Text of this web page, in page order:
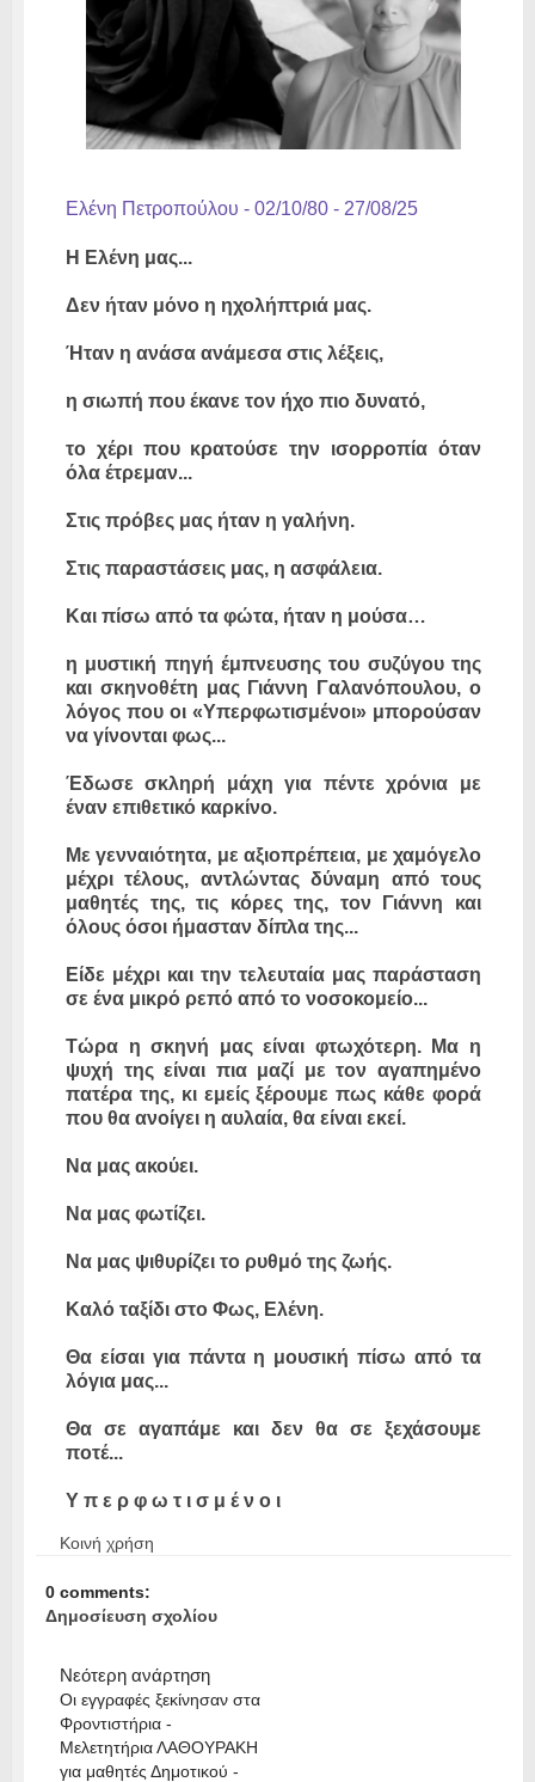
Ελένη Πετροπούλου - 02/10/80 - 27/08/25
Η Ελένη μας...
Δεν ήταν μόνο η ηχολήπτριά μας.
Ήταν η ανάσα ανάμεσα στις λέξεις,
η σιωπή που έκανε τον ήχο πιο δυνατό,
το χέρι που κρατούσε την ισορροπία όταν
όλα έτρεμαν...
Στις πρόβες μας ήταν η γαλήνη.
Στις παραστάσεις μας, η ασφάλεια.
Και πίσω από τα φώτα, ήταν η μούσα…
η μυστική πηγή έμπνευσης του συζύγου της
και σκηνοθέτη μας Γιάννη Γαλανόπουλου, ο
λόγος που οι «Υπερφωτισμένοι» μπορούσαν
να γίνονται φως...
Έδωσε σκληρή μάχη για πέντε χρόνια με
έναν επιθετικό καρκίνο.
Με γενναιότητα, με αξιοπρέπεια, με χαμόγελο
μέχρι τέλους, αντλώντας δύναμη από τους
μαθητές της, τις κόρες της, τον Γιάννη και
όλους όσοι ήμασταν δίπλα της...
Είδε μέχρι και την τελευταία μας παράσταση
σε ένα μικρό ρεπό από το νοσοκομείο...
Τώρα η σκηνή μας είναι φτωχότερη. Μα η
ψυχή της είναι πια μαζί με τον αγαπημένο
πατέρα της, κι εμείς ξέρουμε πως κάθε φορά
που θα ανοίγει η αυλαία, θα είναι εκεί.
Να μας ακούει.
Να μας φωτίζει.
Να μας ψιθυρίζει το ρυθμό της ζωής.
Καλό ταξίδι στο Φως, Ελένη.
Θα είσαι για πάντα η μουσική πίσω από τα
λόγια μας...
Θα σε αγαπάμε και δεν θα σε ξεχάσουμε
ποτέ...
Υ π ε ρ φ ω τ ι σ μ έ ν ο ι
Κοινή χρήση
0 comments:
Δημοσίευση σχολίου
Νεότερη ανάρτηση
Οι εγγραφές ξεκίνησαν στα
Φροντιστήρια -
Μελετητήρια ΛΑΘΟΥΡΑΚΗ
για μαθητές Δημοτικού -